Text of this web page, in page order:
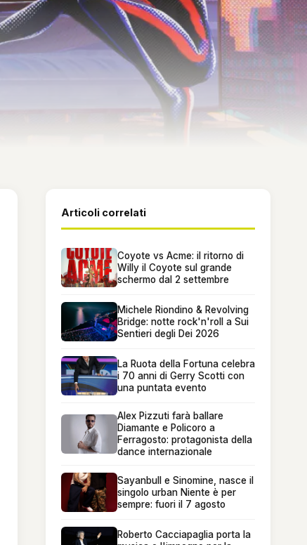
Articoli correlati
Coyote vs Acme: il ritorno di
Willy il Coyote sul grande
schermo dal 2 settembre
Michele Riondino & Revolving
Bridge: notte rock'n'roll a Sui
Sentieri degli Dei 2026
La Ruota della Fortuna celebra
i 70 anni di Gerry Scotti con
una puntata evento
Alex Pizzuti farà ballare
Diamante e Policoro a
Ferragosto: protagonista della
dance internazionale
Sayanbull e Sinomine, nasce il
singolo urban Niente è per
sempre: fuori il 7 agosto
Roberto Cacciapaglia porta la